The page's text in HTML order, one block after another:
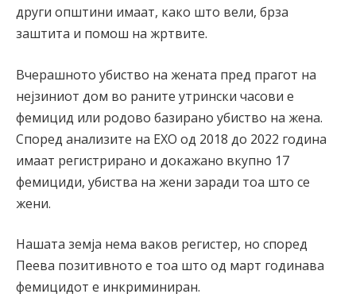
други општини имаат, како што вели, брза
заштита и помош на жртвите.
Вчерашното убиство на жената пред прагот на
нејзиниот дом во раните утрински часови е
фемицид или родово базирано убиство на жена.
Според анализите на ЕХО од 2018 до 2022 година
имаат регистрирано и докажано вкупно 17
фемициди, убиства на жени заради тоа што се
жени.
Нашата земја нема ваков регистер, но според
Пеева позитивното е тоа што од март годинава
фемицидот е инкриминиран.